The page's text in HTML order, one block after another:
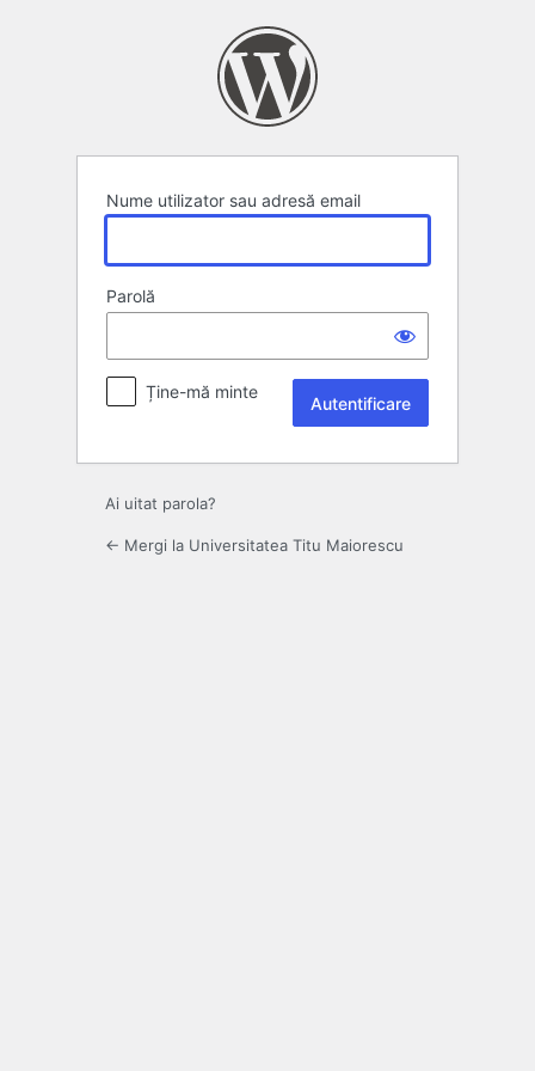
Nume utilizator sau adresă email
Parolă
Ține-mă minte
Ai uitat parola?
← Mergi la Universitatea Titu Maiorescu